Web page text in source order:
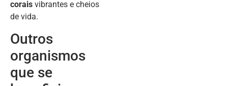
corais vibrantes e cheios
de vida.
Outros
organismos
que se